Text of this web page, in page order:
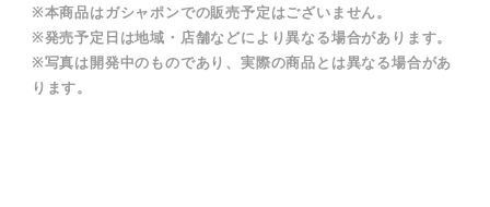
※本商品はガシャポンでの販売予定はございません。
※発売予定日は地域・店舗などにより異なる場合があります。
※写真は開発中のものであり、実際の商品とは異なる場合があ
ります。